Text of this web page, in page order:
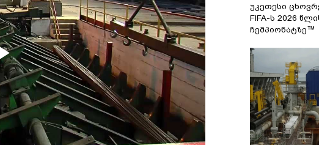
Play
Video
უკეთესი
FIFA-ს 2026
ჩემპიონატზე™